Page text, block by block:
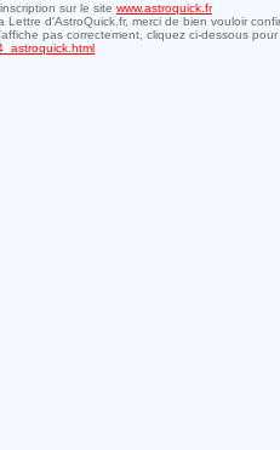
sur le site www.astroquick.fr
Lettre d'AstroQuick.fr, merci de bien vouloir
pas correctement, cliquez ci-dessous